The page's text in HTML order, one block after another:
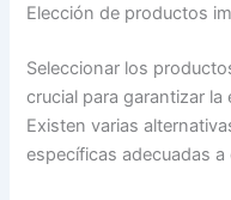
Elección de productos
Seleccionar los
crucial para garantizar
Existen varias
específicas adecuadas